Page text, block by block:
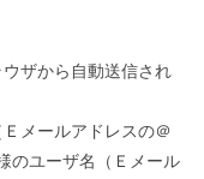
ザから自動送信され
メールアドレスの＠
のユーザ名（Ｅメール